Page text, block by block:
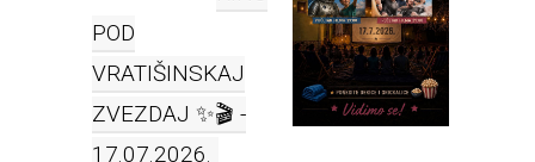
POD
VRATIŠINSKAJ
ZVEZDAJ ✨🎬 -
17.07.2026.